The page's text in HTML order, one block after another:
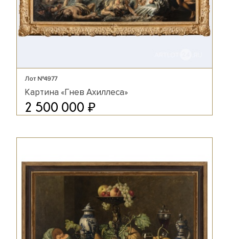
Лот №4977
Картина «Гнев Ахиллеса»
2 500 000 ₽